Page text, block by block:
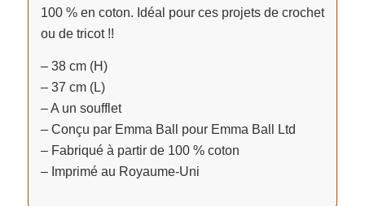
100 % en coton. Idéal pour ces projets de crochet
ou de tricot !!
– 38 cm (H)
– 37 cm (L)
– A un soufflet
– Conçu par Emma Ball pour Emma Ball Ltd
– Fabriqué à partir de 100 % coton
– Imprimé au Royaume-Uni